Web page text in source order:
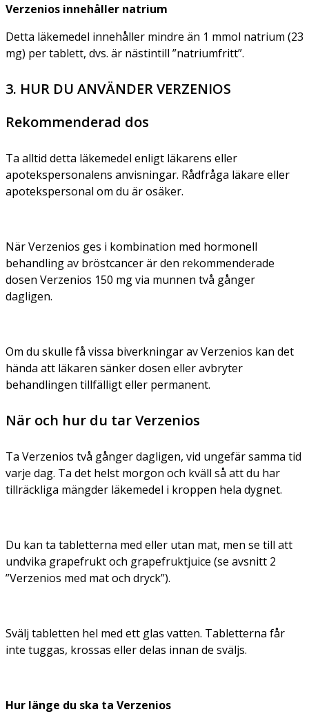
Verzenios innehåller natrium
Detta läkemedel innehåller mindre än 1 mmol natrium (23
mg) per tablett, dvs. är nästintill ”natriumfritt”.
3. HUR DU ANVÄNDER VERZENIOS
Rekommenderad dos
Ta alltid detta läkemedel enligt läkarens eller
apotekspersonalens anvisningar. Rådfråga läkare eller
apotekspersonal om du är osäker.
När Verzenios ges i kombination med hormonell
behandling av bröstcancer är den rekommenderade
dosen Verzenios 150 mg via munnen två gånger
dagligen.
Om du skulle få vissa biverkningar av Verzenios kan det
hända att läkaren sänker dosen eller avbryter
behandlingen tillfälligt eller permanent.
När och hur du tar Verzenios
Ta Verzenios två gånger dagligen, vid ungefär samma tid
varje dag. Ta det helst morgon och kväll så att du har
tillräckliga mängder läkemedel i kroppen hela dygnet.
Du kan ta tabletterna med eller utan mat, men se till att
undvika grapefrukt och grapefruktjuice (se avsnitt 2
”Verzenios med mat och dryck”).
Svälj tabletten hel med ett glas vatten. Tabletterna får
inte tuggas, krossas eller delas innan de sväljs.
Hur länge du ska ta Verzenios